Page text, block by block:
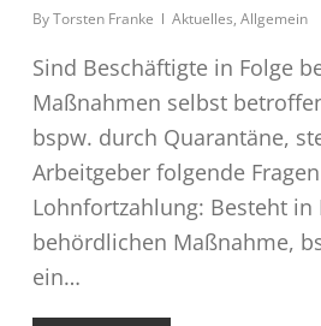
ByTorsten Franke Aktuelles, Allgemein
Sind Beschäftigte in Folge
Maßnahmen selbst
bspw. durch Quarantäne,
Arbeitgeber folgende
Lohnfortzahlung: Besteht in
behördlichen Maßnahme,
ein…